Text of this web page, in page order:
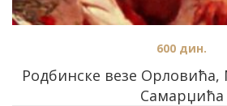
Родбинске везе
Самарџића
600 дин.